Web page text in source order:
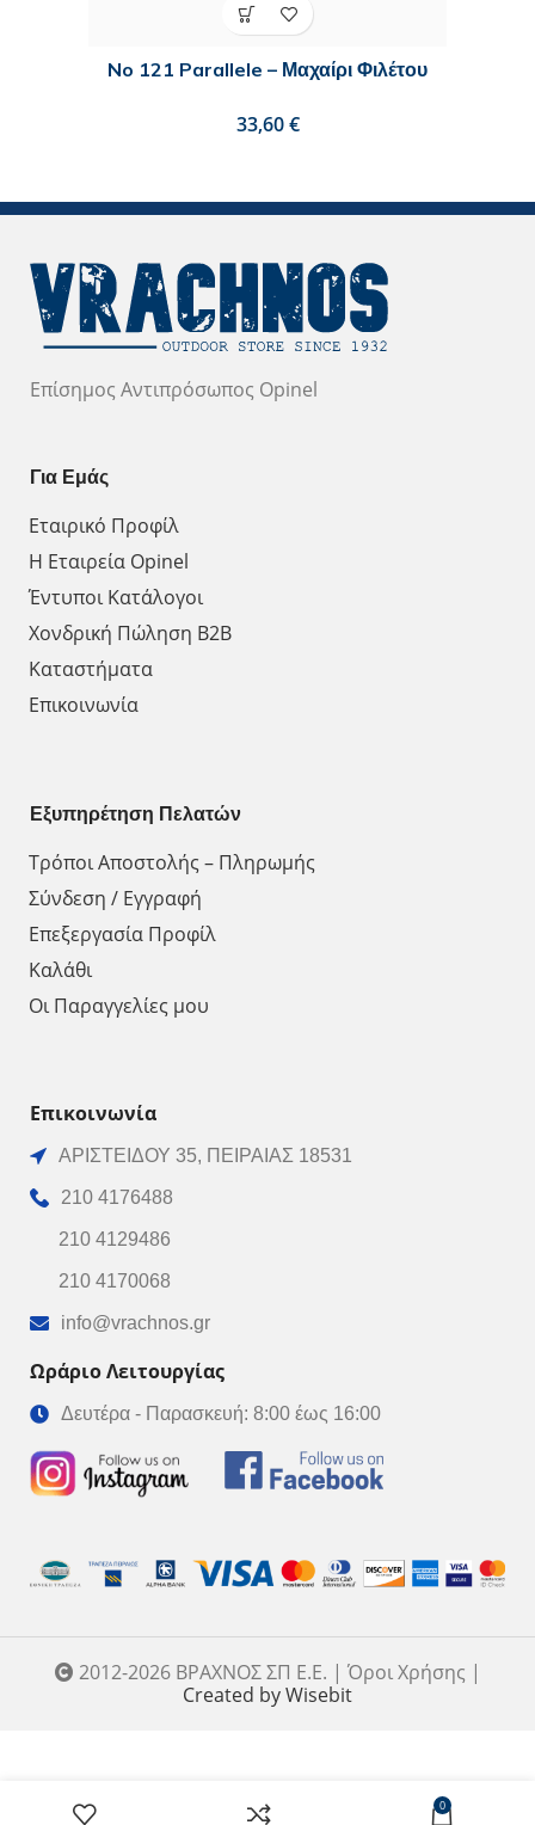
No 121 Parallele – Μαχαίρι Φιλέτου
€
Επίσημος Αντιπρόσωπος Opinel
Για Εμάς
Εταιρικό Προφίλ
Η Εταιρεία Opinel
Έντυποι Κατάλογοι
Χονδρική Πώληση Β2Β
Καταστήματα
Επικοινωνία
Εξυπηρέτηση Πελατών
Τρόποι Αποστολής – Πληρωμής
Σύνδεση / Εγγραφή
Επεξεργασία Προφίλ
Καλάθι
Οι Παραγγελίες μου
Επικοινωνία
ΑΡΙΣΤΕΙΔΟΥ 35, ΠΕΙΡΑΙΑΣ 18531
210 4176488
210 4129486
210 4170068
info@vrachnos.gr
Ωράριο Λειτουργίας
Δευτέρα - Παρασκευή: 8:00 έως 16:00
2012-2026 ΒΡΑΧΝΟΣ ΣΠ Ε.Ε. | Όροι Χρήσης |
Created by Wisebit
–
ΣΤΟ
0